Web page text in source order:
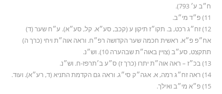
ח״ב ע׳ 793).
11) פ״ד מי״ב.
12) זח״ג רכט, ב. תקו״ז תיקון ע (קכב, סע״א. קל, סע״א). ע״ח שער (ד)
אח״פ פ״א. ראשית חכמה שער הקדושה רפ״ח. וראה אוה״ת ויחי (כרך ה)
תתקצט, סע״ב (צויין באוה״ת שבהערה 10). וש״נ.
13) בכ״ז – ראה אוה״ת יתרו (כרך ז) ס״ע ב׳תרפז-ח. וש״נ.
14) ראה זח״ג רמה, א. אגה״ק סי״ג. וראה גם הקדמת התניא (ד, רע״א). ועוד.
15) פ״א מי״ב ואילך.